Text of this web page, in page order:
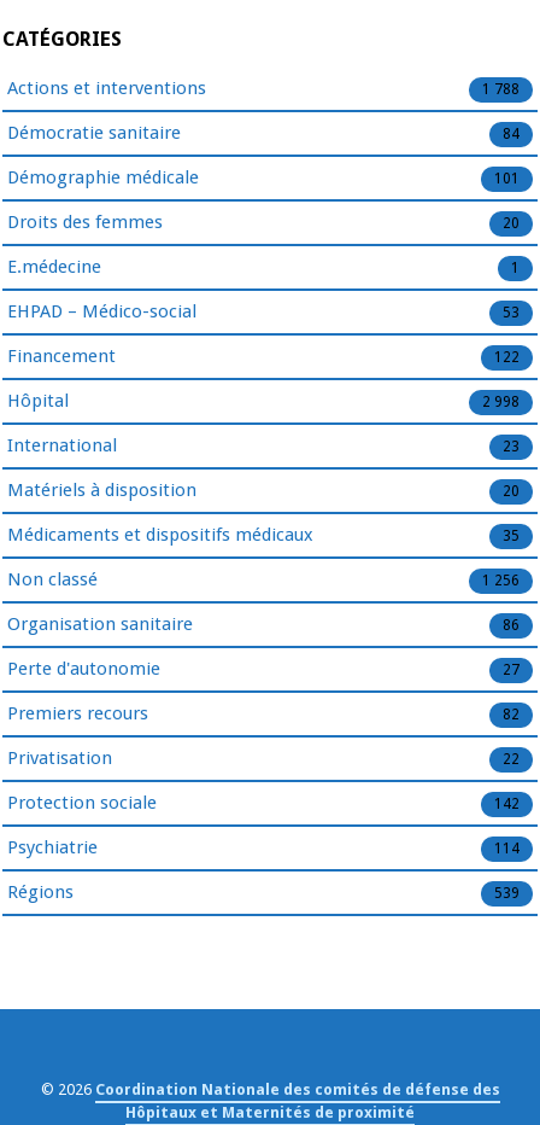
CATÉGORIES
Actions et interventions 1 788
Démocratie sanitaire 84
Démographie médicale 101
Droits des femmes 20
E.médecine 1
EHPAD – Médico-social 53
Financement 122
Hôpital 2 998
International 23
Matériels à disposition 20
Médicaments et dispositifs médicaux 35
Non classé 1 256
Organisation sanitaire 86
Perte d'autonomie 27
Premiers recours 82
Privatisation 22
Protection sociale 142
Psychiatrie 114
Régions 539
© 2026 Coordination Nationale des comités de défense des
Hôpitaux et Maternités de proximité